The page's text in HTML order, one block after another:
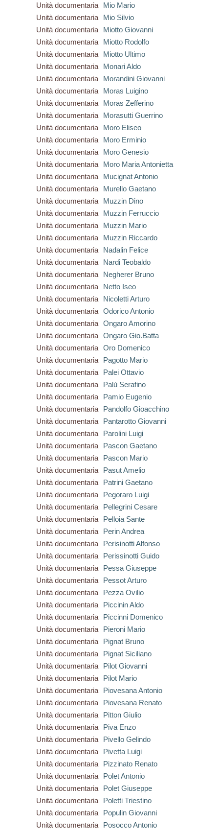
Unità documentaria
Mio Mario
Unità documentaria
Mio Silvio
Unità documentaria
Miotto Giovanni
Unità documentaria
Miotto Rodolfo
Unità documentaria
Miotto Ultimo
Unità documentaria
Monari Aldo
Unità documentaria
Morandini Giovanni
Unità documentaria
Moras Luigino
Unità documentaria
Moras Zefferino
Unità documentaria
Morasutti Guerrino
Unità documentaria
Moro Eliseo
Unità documentaria
Moro Erminio
Unità documentaria
Moro Genesio
Unità documentaria
Moro Maria Antonietta
Unità documentaria
Mucignat Antonio
Unità documentaria
Murello Gaetano
Unità documentaria
Muzzin Dino
Unità documentaria
Muzzin Ferruccio
Unità documentaria
Muzzin Mario
Unità documentaria
Muzzin Riccardo
Unità documentaria
Nadalin Felice
Unità documentaria
Nardi Teobaldo
Unità documentaria
Negherer Bruno
Unità documentaria
Netto Iseo
Unità documentaria
Nicoletti Arturo
Unità documentaria
Odorico Antonio
Unità documentaria
Ongaro Amorino
Unità documentaria
Ongaro Gio.Batta
Unità documentaria
Oro Domenico
Unità documentaria
Pagotto Mario
Unità documentaria
Palei Ottavio
Unità documentaria
Palù Serafino
Unità documentaria
Pamio Eugenio
Unità documentaria
Pandolfo Gioacchino
Unità documentaria
Pantarotto Giovanni
Unità documentaria
Parolini Luigi
Unità documentaria
Pascon Gaetano
Unità documentaria
Pascon Mario
Unità documentaria
Pasut Amelio
Unità documentaria
Patrini Gaetano
Unità documentaria
Pegoraro Luigi
Unità documentaria
Pellegrini Cesare
Unità documentaria
Pelloia Sante
Unità documentaria
Perin Andrea
Unità documentaria
Perisinotti Alfonso
Unità documentaria
Perissinotti Guido
Unità documentaria
Pessa Giuseppe
Unità documentaria
Pessot Arturo
Unità documentaria
Pezza Ovilio
Unità documentaria
Piccinin Aldo
Unità documentaria
Piccinni Domenico
Unità documentaria
Pieroni Mario
Unità documentaria
Pignat Bruno
Unità documentaria
Pignat Siciliano
Unità documentaria
Pilot Giovanni
Unità documentaria
Pilot Mario
Unità documentaria
Piovesana Antonio
Unità documentaria
Piovesana Renato
Unità documentaria
Pitton Giulio
Unità documentaria
Piva Enzo
Unità documentaria
Pivello Gelindo
Unità documentaria
Pivetta Luigi
Unità documentaria
Pizzinato Renato
Unità documentaria
Polet Antonio
Unità documentaria
Polet Giuseppe
Unità documentaria
Poletti Triestino
Unità documentaria
Populin Giovanni
Unità documentaria
Posocco Antonio